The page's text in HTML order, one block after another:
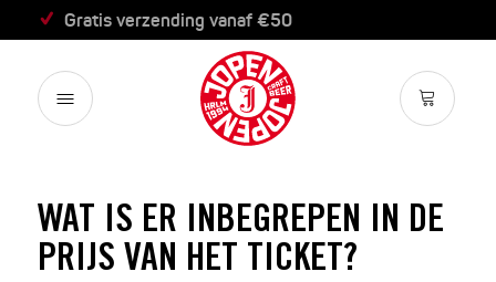
Gratis verzending vanaf €50
WAT IS ER INBEGREPEN IN DE
PRIJS VAN HET TICKET?